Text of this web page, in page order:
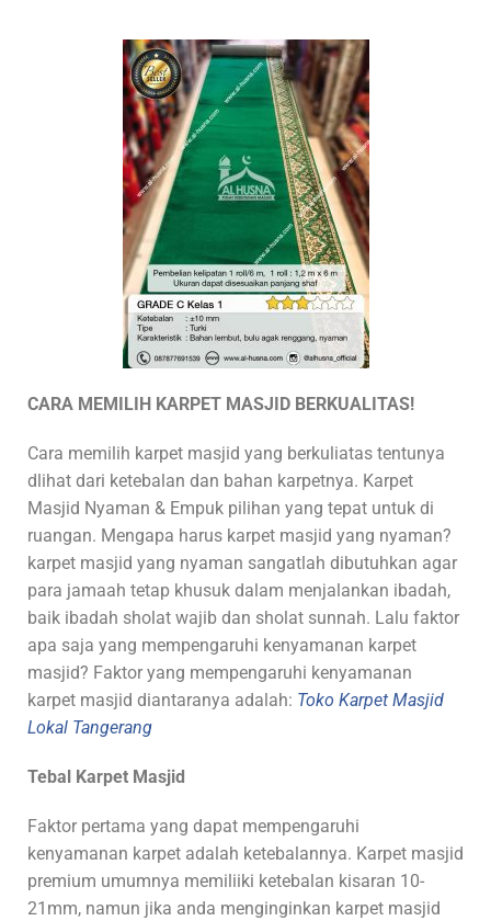
CARA MEMILIH KARPET MASJID BERKUALITAS!
Cara memilih karpet masjid yang berkuliatas tentunya
dlihat dari ketebalan dan bahan karpetnya. Karpet
Masjid Nyaman & Empuk pilihan yang tepat untuk di
ruangan. Mengapa harus karpet masjid yang nyaman?
karpet masjid yang nyaman sangatlah dibutuhkan agar
para jamaah tetap khusuk dalam menjalankan ibadah,
baik ibadah sholat wajib dan sholat sunnah. Lalu faktor
apa saja yang mempengaruhi kenyamanan karpet
masjid? Faktor yang mempengaruhi kenyamanan
karpet masjid diantaranya adalah: Toko Karpet Masjid
Lokal Tangerang
Tebal Karpet Masjid
Faktor pertama yang dapat mempengaruhi
kenyamanan karpet adalah ketebalannya. Karpet masjid
premium umumnya memiliiki ketebalan kisaran 10-
21mm, namun jika anda menginginkan karpet masjid